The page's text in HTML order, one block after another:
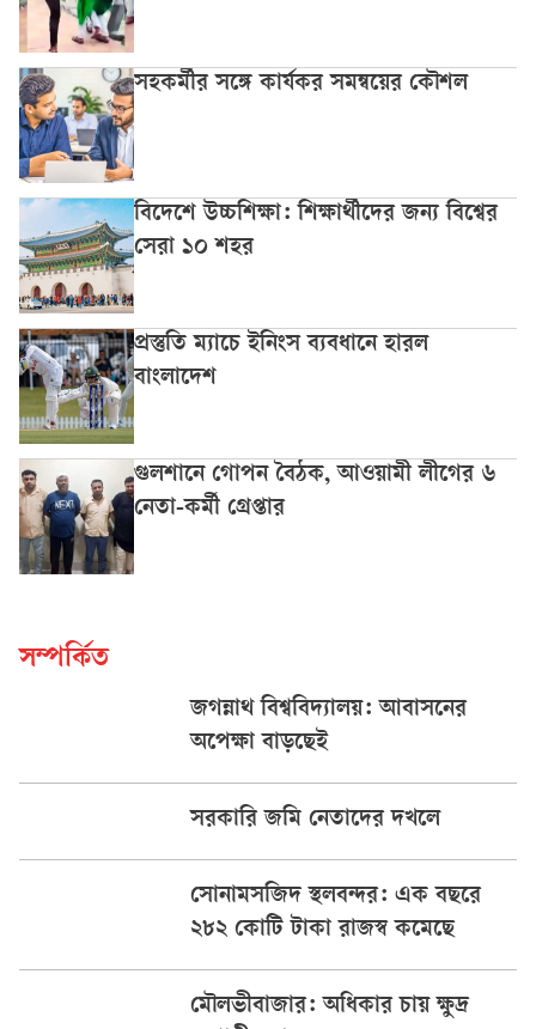
সহকর্মীর সঙ্গে কার্যকর সমন্বয়ের কৌশল
বিদেশে উচ্চশিক্ষা: শিক্ষার্থীদের জন্য বিশ্বের
সেরা ১০ শহর
প্রস্তুতি ম্যাচে ইনিংস ব্যবধানে হারল
বাংলাদেশ
গুলশানে গোপন বৈঠক, আওয়ামী লীগের ৬
নেতা-কর্মী গ্রেপ্তার
সম্পর্কিত
জগন্নাথ বিশ্ববিদ্যালয়: আবাসনের
অপেক্ষা বাড়ছেই
সরকারি জমি নেতাদের দখলে
সোনামসজিদ স্থলবন্দর: এক বছরে
২৮২ কোটি টাকা রাজস্ব কমেছে
মৌলভীবাজার: অধিকার চায় ক্ষুদ্র